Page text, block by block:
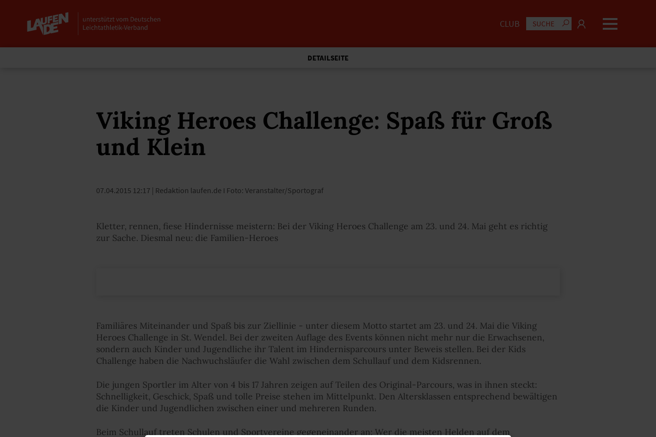
CLUB
DETAILSEITE
Viking Heroes Challenge: Spaß für Groß
und Klein
07.04.2015 12:17 | Redaktion laufen.de I Foto: Veranstalter/Sportograf
Kletter, rennen, fiese Hindernisse meistern: Bei der Viking Heroes Challenge am 23. und 24. Mai geht es richtig
zur Sache. Diesmal neu: die Familien-Heroes
Familiäres Miteinander und Spaß bis zur Ziellinie - unter diesem Motto startet am 23. und 24. Mai die Viking
Heroes Challenge in St. Wendel. Bei der zweiten Auflage des Events können nicht mehr nur die Erwachsenen,
sondern auch Kinder und Jugendliche ihr Talent im Hindernisparcours unter Beweis stellen. Bei der Kids
Challenge haben die Nachwuchsläufer die Wahl zwischen dem Schullauf und dem Kidsrennen.
Die jungen Sportler im Alter von 4 bis 17 Jahren zeigen auf Teilen des Original-Parcours, was in ihnen steckt:
Schnelligkeit, Geschick, Spaß und tolle Preise stehen im Mittelpunkt. Den Altersklassen entsprechend bewältigen
die Kinder und Jugendlichen zwischen einer und mehreren Runden.
Beim Schullauf treten Schulen und Sportvereine gegeneinander an: Wer die meisten Helden auf dem